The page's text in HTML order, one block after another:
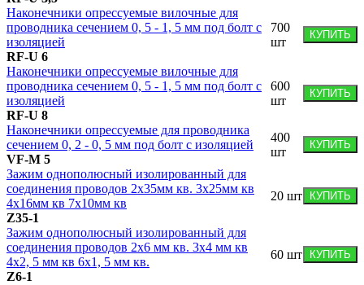
Наконечники опрессуемые вилочные для
проводника сечением 0, 5 - 1, 5 мм под болт с
изоляцией
RF-U 6
700
шт
КУПИТЬ
Наконечники опрессуемые вилочные для
проводника сечением 0, 5 - 1, 5 мм под болт с
изоляцией
RF-U 8
600
шт
КУПИТЬ
Наконечники опрессуемые для проводника
сечением 0, 2 - 0, 5 мм под болт с изоляцией
VF-M 5
400
шт
КУПИТЬ
Зажим однополюсный изолированный для
соединения проводов 2x35мм кв. 3x25мм кв
4x16мм кв 7x10мм кв
Z35-1
20 шт КУПИТЬ
Зажим однополюсный изолированный для
соединения проводов 2x6 мм кв. 3x4 мм кв
4x2, 5 мм кв 6x1, 5 мм кв.
Z6-1
60 шт КУПИТЬ